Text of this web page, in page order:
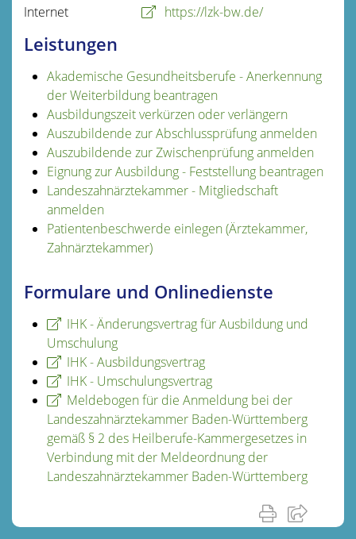
Internet
https://lzk-bw.de/
Leistungen
Akademische Gesundheitsberufe - Anerkennung
der Weiterbildung beantragen
Ausbildungszeit verkürzen oder verlängern
Auszubildende zur Abschlussprüfung anmelden
Auszubildende zur Zwischenprüfung anmelden
Eignung zur Ausbildung - Feststellung beantragen
Landeszahnärztekammer - Mitgliedschaft
anmelden
Patientenbeschwerde einlegen (Ärztekammer,
Zahnärztekammer)
Formulare und Onlinedienste
IHK - Änderungsvertrag für Ausbildung und
Umschulung
IHK - Ausbildungsvertrag
IHK - Umschulungsvertrag
Meldebogen für die Anmeldung bei der
Landeszahnärztekammer Baden-Württemberg
gemäß § 2 des Heilberufe-Kammergesetzes in
Verbindung mit der Meldeordnung der
Landeszahnärztekammer Baden-Württemberg